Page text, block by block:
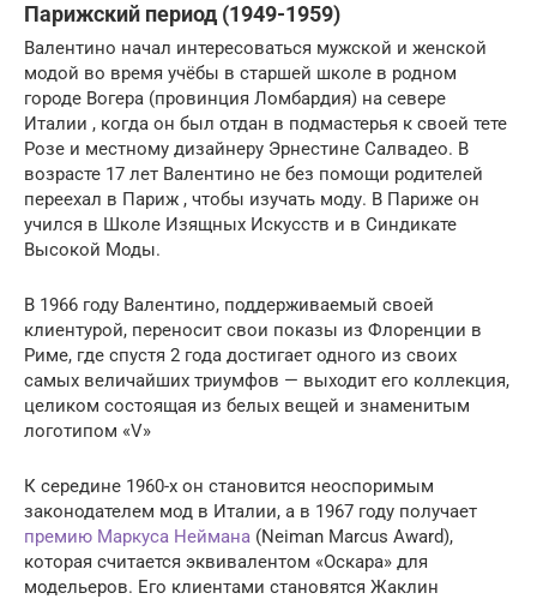
Парижский период (1949-1959)
Валентино начал интересоваться мужской и женской
модой во время учёбы в старшей школе в родном
городе Вогера (провинция Ломбардия) на севере
Италии , когда он был отдан в подмастерья к своей тете
Розе и местному дизайнеру Эрнестине Салвадео. В
возрасте 17 лет Валентино не без помощи родителей
переехал в Париж , чтобы изучать моду. В Париже он
учился в Школе Изящных Искусств и в Синдикате
Высокой Моды.
В 1966 году Валентино, поддерживаемый своей
клиентурой, переносит свои показы из Флоренции в
Риме, где спустя 2 года достигает одного из своих
самых величайших триумфов — выходит его коллекция,
целиком состоящая из белых вещей и знаменитым
логотипом «V»
К середине 1960-х он становится неоспоримым
законодателем мод в Италии, а в 1967 году получает
премию Маркуса Неймана (Neiman Marcus Award),
которая считается эквивалентом «Оскара» для
модельеров. Его клиентами становятся Жаклин